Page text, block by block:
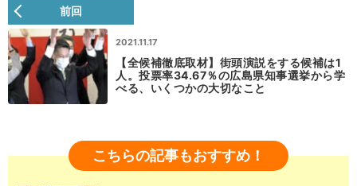
前回
2021.11.17
【全候補徹底取材】街頭演説をする候補は1
人。投票率34.67％の広島県知事選挙から学
べる、いくつかの大切なこと
こちらの記事もおすすめ！